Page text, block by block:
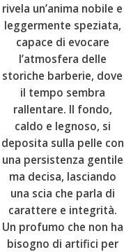
rivela un’anima nobile e
leggermente speziata,
capace di evocare
l’atmosfera delle
storiche barberie, dove
il tempo sembra
rallentare. Il fondo,
caldo e legnoso, si
deposita sulla pelle con
una persistenza gentile
ma decisa, lasciando
una scia che parla di
carattere e integrità.
Un profumo che non ha
bisogno di artifici per